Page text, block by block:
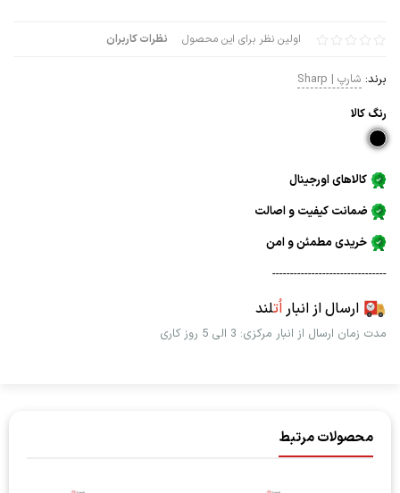
اولین نظر برای این محصول نظرات کاربران
برند: شارپ | Sharp
رنگ كالا
کالاهای اورجینال
ضمانت کیفیت و اصالت
خریدی مطمئن و امن
--------------------------------
ارسال از انباراُتلند
مدت زمان ارسال از انبار مرکزی: 3 الی 5 روز کاری
محصولات مرتبط